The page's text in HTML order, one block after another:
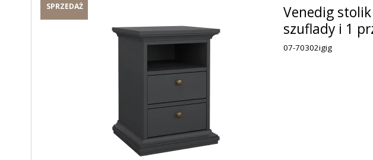
SPRZEDAŻ
Venedig
szuflady i 1
07-70302igig